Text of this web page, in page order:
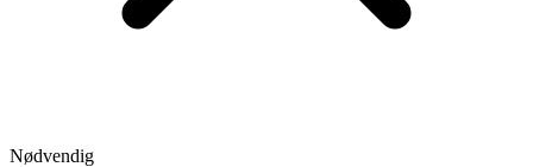
Nødvendig